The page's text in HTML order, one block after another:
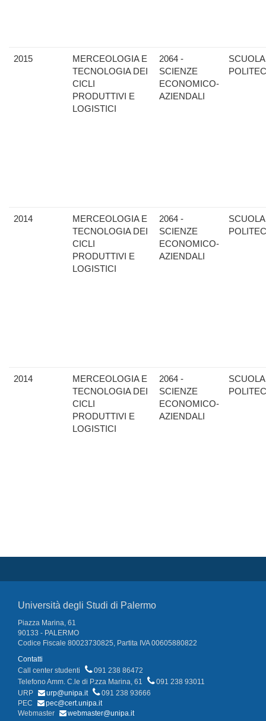
2015
MERCEOLOGIA E
TECNOLOGIA DEI
CICLI
PRODUTTIVI E
LOGISTICI
2064 -
SCIENZE
ECONOMICO-
AZIENDALI
SCUOLA
2014
MERCEOLOGIA E
TECNOLOGIA DEI
CICLI
PRODUTTIVI E
LOGISTICI
2064 -
SCIENZE
ECONOMICO-
AZIENDALI
SCUOLA
2014
MERCEOLOGIA E
TECNOLOGIA DEI
CICLI
PRODUTTIVI E
LOGISTICI
2064 -
SCIENZE
ECONOMICO-
AZIENDALI
SCUOLA
Università degli Studi di Palermo
Piazza Marina, 61
90133 - PALERMO
Codice Fiscale 80023730825, Partita IVA 00605880822
Contatti
Call center studenti
091 238 86472
Telefono Amm. C.le di P.zza Marina, 61
091 238 93011
URP
urp@unipa.it
091 238 93666
PEC
pec@cert.unipa.it
Webmaster
webmaster@unipa.it